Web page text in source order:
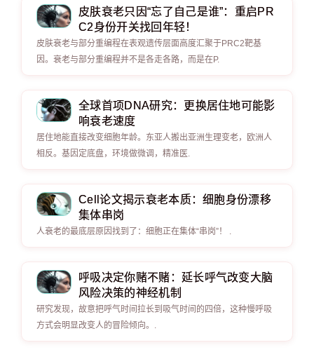
皮肤衰老只因“忘了自己是谁”：重启PR
C2身份开关找回年轻！
皮肤衰老与部分重编程在表观遗传层面高度汇聚于PRC2靶基
因。衰老与部分重编程并不是各走各路，而是在P.
全球首项DNA研究：更换居住地可能影
响衰老速度
居住地能直接改变细胞年龄。东亚人搬出亚洲生理变老，欧洲人
相反。基因定底盘，环境做微调，精准医.
Cell论文揭示衰老本质：细胞身份漂移
集体串岗
人衰老的最底层原因找到了：细胞正在集体“串岗”！ .
呼吸决定你赌不赌：延长呼气改变大脑
风险决策的神经机制
研究发现，故意把呼气时间拉长到吸气时间的四倍，这种慢呼吸
方式会明显改变人的冒险倾向。.